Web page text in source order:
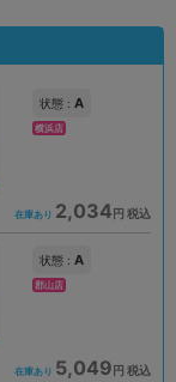
状態 : A
横浜店
在庫あり 2,034 円 税込
状態 : A
郡山店
在庫あり 5,049 円 税込